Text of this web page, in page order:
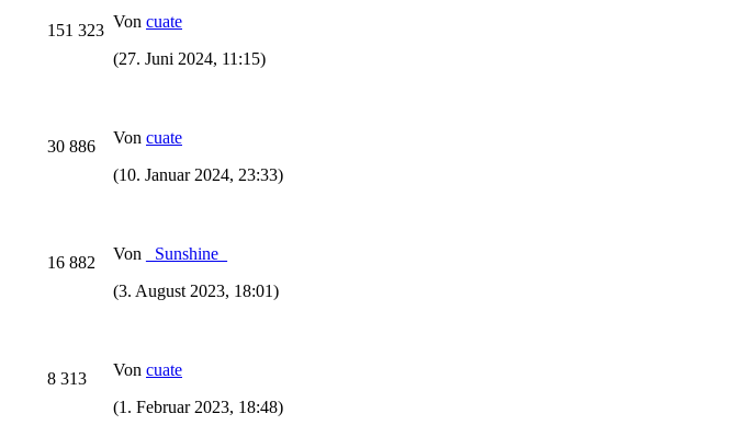
151 323 Von cuate
(27. Juni 2024, 11:15)
30 886 Von cuate
(10. Januar 2024, 23:33)
16 882 Von
_Sunshine_
(3. August 2023, 18:01)
8 313 Von cuate
(1. Februar 2023, 18:48)